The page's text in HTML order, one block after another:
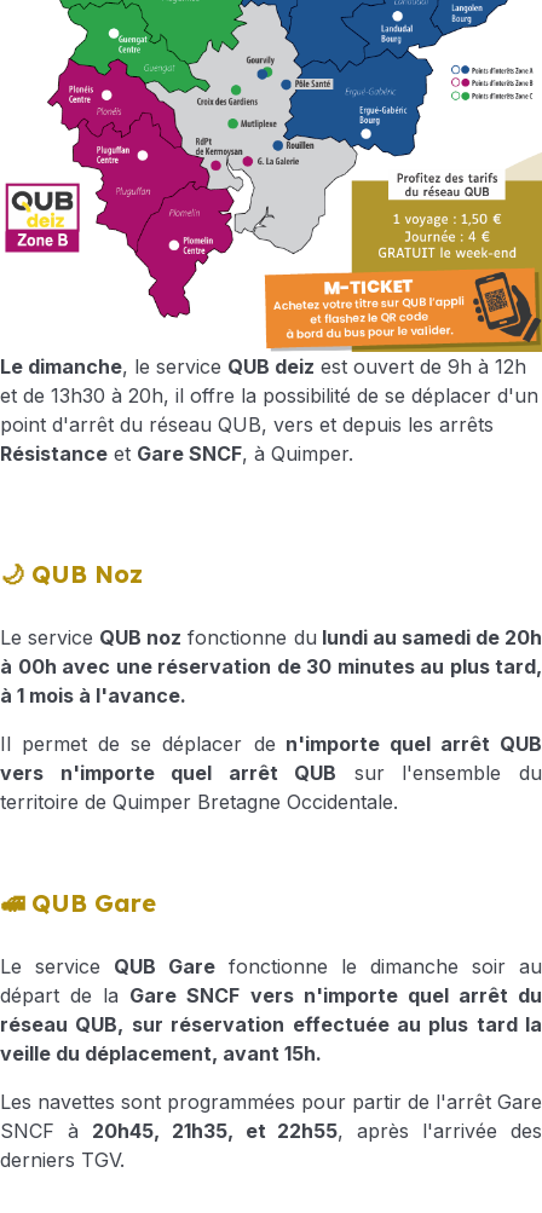
Le dimanche, le service QUB deiz est ouvert de 9h à 12h
et de 13h30 à 20h, il offre la possibilité de se déplacer d'un
point d'arrêt du réseau QUB, vers et depuis les arrêts
Résistance et Gare SNCF, à Quimper.
🌙 QUB Noz
Le service QUB noz fonctionne du lundi au samedi de 20h
à 00h avec une réservation de 30 minutes au plus tard,
à 1 mois à l'avance.
Il permet de se déplacer de n'importe quel arrêt QUB
vers n'importe quel arrêt QUB sur l'ensemble du
territoire de Quimper Bretagne Occidentale.
🚅 QUB Gare
Le service QUB Gare fonctionne le dimanche soir au
départ de la Gare SNCF vers n'importe quel arrêt du
réseau QUB, sur réservation effectuée au plus tard la
veille du déplacement, avant 15h.
Les navettes sont programmées pour partir de l'arrêt Gare
SNCF à 20h45, 21h35, et 22h55, après l'arrivée des
derniers TGV.